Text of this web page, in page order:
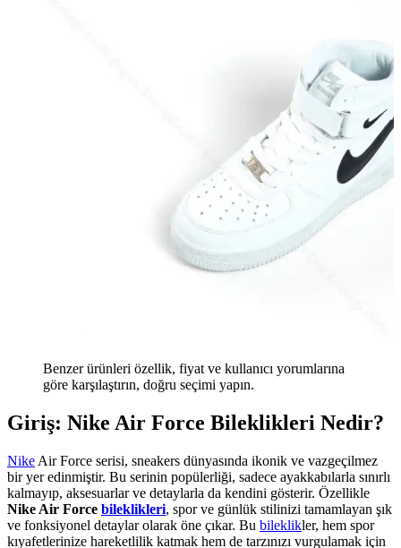
Benzer ürünleri özellik, fiyat ve kullanıcı yorumlarına
göre karşılaştırın, doğru seçimi yapın.
Giriş: Nike Air Force Bileklikleri Nedir?
Nike Air Force serisi, sneakers dünyasında ikonik ve vazgeçilmez
bir yer edinmiştir. Bu serinin popülerliği, sadece ayakkabılarla sınırlı
kalmayıp, aksesuarlar ve detaylarla da kendini gösterir. Özellikle
Nike Air Force bileklikleri, spor ve günlük stilinizi tamamlayan şık
ve fonksiyonel detaylar olarak öne çıkar. Bu bileklikler, hem spor
kıyafetlerinize hareketlilik katmak hem de tarzınızı vurgulamak için